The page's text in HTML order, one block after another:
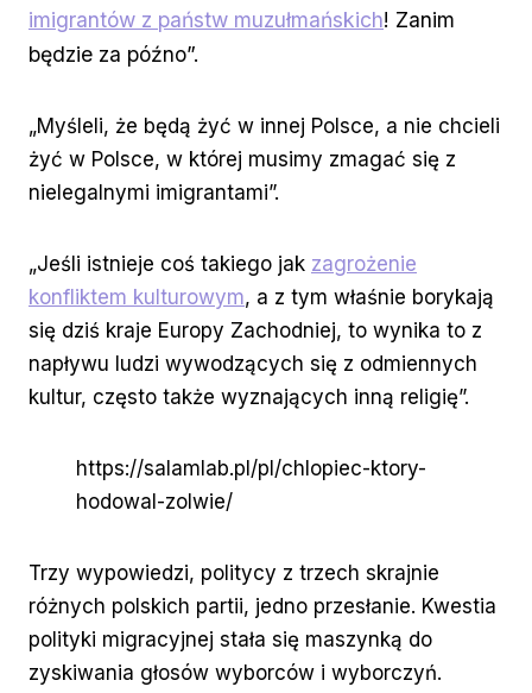
imigrantów z państw muzułmańskich! Zanim
będzie za późno”.
„Myśleli, że będą żyć w innej Polsce, a nie chcieli
żyć w Polsce, w której musimy zmagać się z
nielegalnymi imigrantami”.
„Jeśli istnieje coś takiego jak zagrożenie
konfliktem kulturowym, a z tym właśnie borykają
się dziś kraje Europy Zachodniej, to wynika to z
napływu ludzi wywodzących się z odmiennych
kultur, często także wyznających inną religię”.
https://salamlab.pl/pl/chlopiec-ktory-
hodowal-zolwie/
Trzy wypowiedzi, politycy z trzech skrajnie
różnych polskich partii, jedno przesłanie. Kwestia
polityki migracyjnej stała się maszynką do
zyskiwania głosów wyborców i wyborczyń.